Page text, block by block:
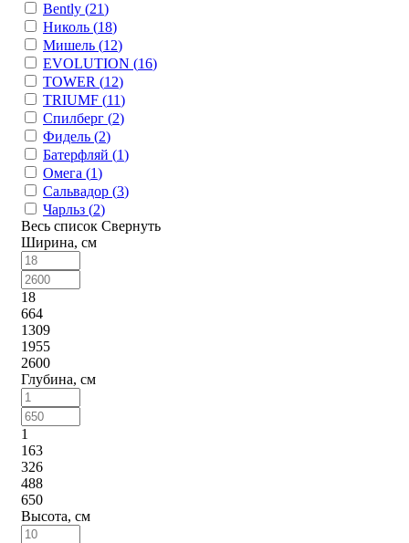
Bently (21)
Николь (18)
Мишель (12)
EVOLUTION (16)
TOWER (12)
TRIUMF (11)
Спилберг (2)
Фидель (2)
Батерфляй (1)
Омега (1)
Сальвадор (3)
Чарльз (2)
Весь список Свернуть
Ширина, см
18
664
1309
1955
2600
Глубина, см
1
163
326
488
650
Высота, см